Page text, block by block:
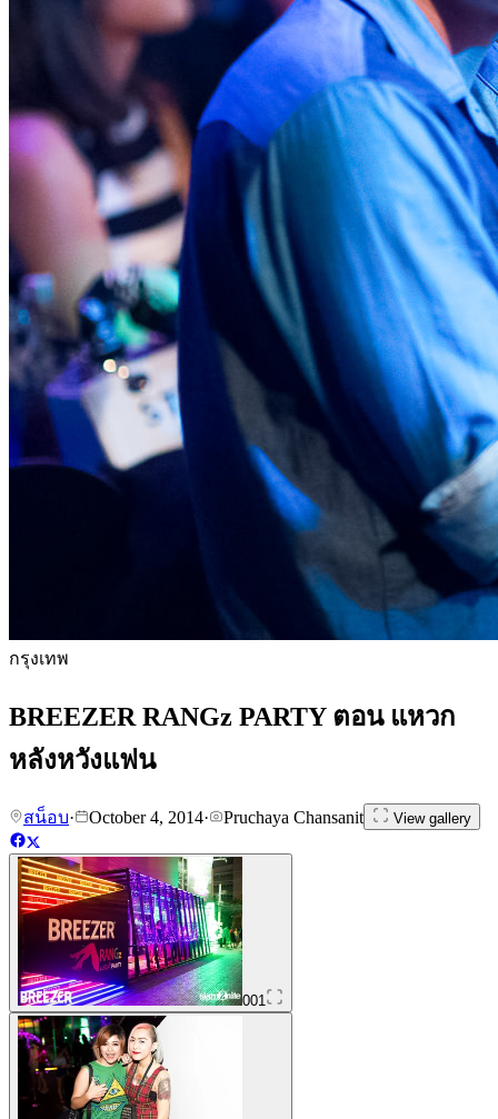
กรุงเทพ
BREEZER RANGz PARTY ตอน แหวก
หลังหวังแฟน
สน็อบ· October 4, 2014· Pruchaya Chansanit View gallery
001